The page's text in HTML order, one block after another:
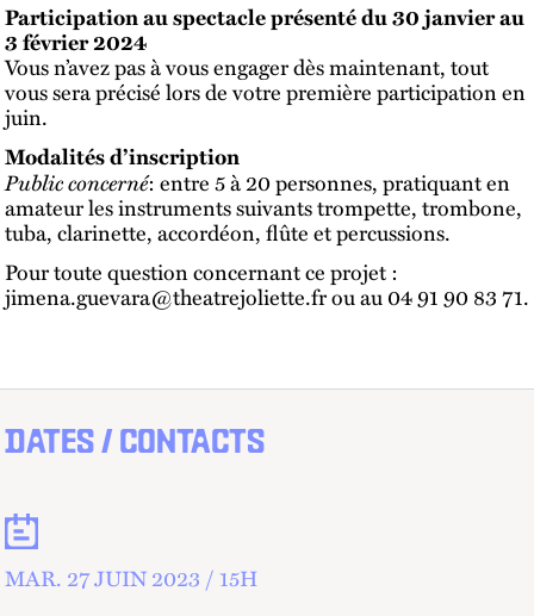
Participation au spectacle présenté du 30 janvier au
3 février 2024
Vous n’avez pas à vous engager dès maintenant, tout
vous sera précisé lors de votre première participation en
juin.
Modalités d’inscription
Public concerné: entre 5 à 20 personnes, pratiquant en
amateur les instruments suivants trompette, trombone,
tuba, clarinette, accordéon, flûte et percussions.
Pour toute question concernant ce projet :
jimena.guevara@theatrejoliette.fr ou au 04 91 90 83 71.
DATES / CONTACTS
Dates
MAR. 27 JUIN 2023 /15H